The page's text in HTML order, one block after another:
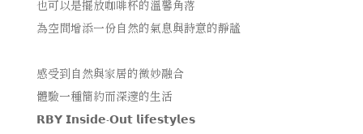
也可以是擺放咖啡杯的溫馨角落
為空間增添一份自然的氣息與詩意的靜謐
感受到自然與家居的微妙融合
體驗一種簡約而深邃的生活
𝗥𝗕𝗬 𝗜𝗻𝘀𝗶𝗱𝗲-𝗢𝘂𝘁 𝗹𝗶𝗳𝗲𝘀𝘁𝘆𝗹𝗲𝘀